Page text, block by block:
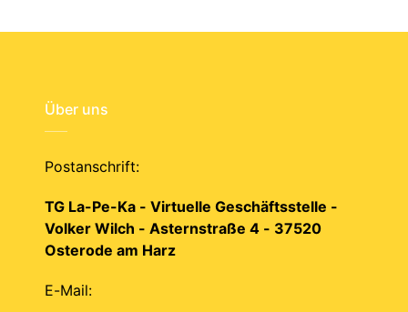
Über uns
Postanschrift:
TG La-Pe-Ka - Virtuelle Geschäftsstelle -
Volker Wilch - Asternstraße 4 - 37520
Osterode am Harz
E-Mail: